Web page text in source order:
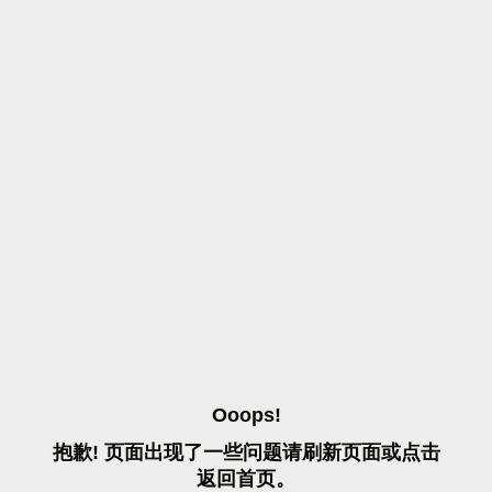
OOOPS!
抱歉! 页面出现了一些问题请刷 新页面或点击
返 回首页。